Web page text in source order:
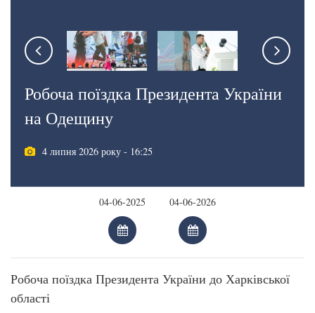
Робоча поїздка Президента України
на Одещину
4 липня 2026 року - 16:25
Робоча поїздка Президента України до Харківської
області